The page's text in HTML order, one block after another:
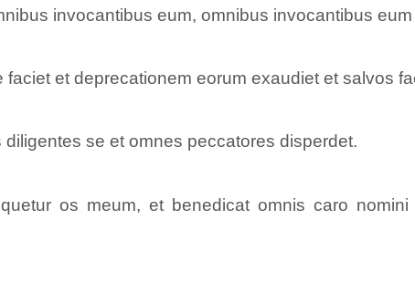
invocantibus eum, omnibus invocantibus
faciet et deprecationem eorum exaudiet et salvos
se et omnes peccatores disperdet.
os meum, et benedicat omnis caro